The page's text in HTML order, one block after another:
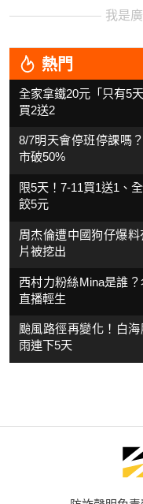
我是
熱門
全家拿鐵20元「只有5
買2送2
8/7明天會停班停課嗎
市破50%
限5天！7-11買1送1、
餃5元
周杰倫遭中國狗仔爆
片被挖出
西村力粉絲Mina是誰
直播輕生
颱風路徑再變化！白
雨連下5天